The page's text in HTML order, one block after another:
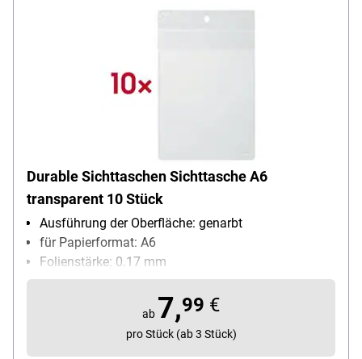
Durable Sichttaschen Sichttasche A6
transparent 10 Stück
Ausführung der Oberfläche: genarbt
für Papierformat: A6
Folienstärke: 0.17 mm
Material: Polypropylen (PP)
Inhalt pro Pack: 10 Stück
ab 7,99 €
pro Stück (ab 3 Stück)